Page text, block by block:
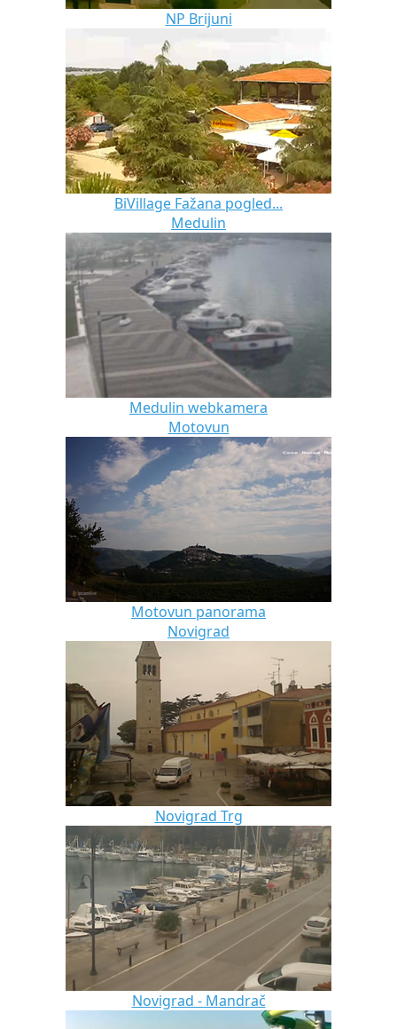
NP Brijuni
BiVillage Fažana pogled...
Medulin
Medulin webkamera
Motovun
Motovun panorama
Novigrad
Novigrad Trg
Novigrad - Mandrač